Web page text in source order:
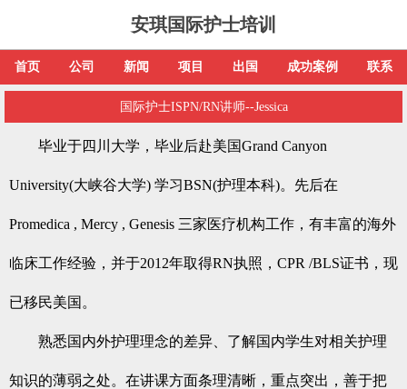
安琪国际护士培训
首页 公司 新闻 项目 出国 成功案例 联系
国际护士ISPN/RN讲师--Jessica
毕业于四川大学，毕业后赴美国Grand Canyon
University(大峡谷大学) 学习BSN(护理本科)。先后在
Promedica , Mercy , Genesis 三家医疗机构工作，有丰富的海外
临床工作经验，并于2012年取得RN执照，CPR /BLS证书，现
已移民美国。
熟悉国内外护理理念的差异、了解国内学生对相关护理
知识的薄弱之处。在讲课方面条理清晰，重点突出，善于把